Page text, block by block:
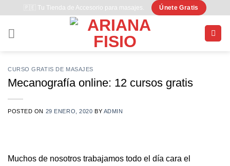
contenido
🇵🇪 Tu Tienda de Accesorio para masajes. Únete Gratis
CURSO GRATIS DE MASAJES
Mecanografía online: 12 cursos gratis
POSTED ON 29 ENERO, 2020 BY ADMIN
Muchos de nosotros trabajamos todo el día cara el